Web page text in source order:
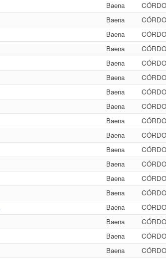
Baena
Baena
Baena
Baena
Baena
Baena
Baena
Baena
Baena
Baena
Baena
Baena
Baena
Baena
Baena
Baena
Baena
Baena